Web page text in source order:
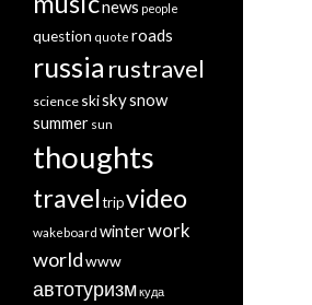
news people
question quote roads
russia rustravel
science skiskysnow
summer sun
thoughts
traveltripvideo
wakeboard winterwork
worldwww
автотуризмкуда